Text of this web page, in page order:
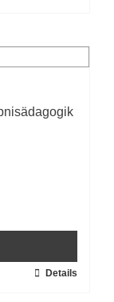
Details